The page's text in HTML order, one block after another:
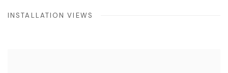
INSTALLATION VIEWS